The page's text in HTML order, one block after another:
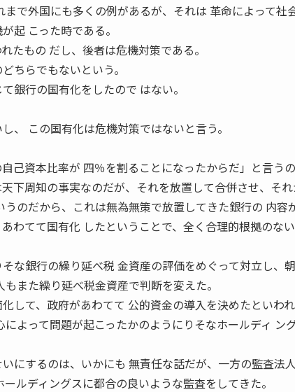
で外国にも多くの例があるが、それは 革命によって社
起 こった時である。
たもの だし、後者は危機対策である。
ちらでもないという。
銀行の国有化をしたので はない。
、 この国有化は危機対策ではないと言う。
己資本比率が 四％を割ることになったからだ」と言うの
下周知の事実なのだが、それを放置して合併させ、そ
のだから、これは無為無策で放置してきた銀行の 内容
わてて国有化 したということで、全く合理的根拠のな
な銀行の繰り延べ税 金資産の評価をめぐって対立し、
また繰り延べ税金資産で判断を変えた。
して、政府があわてて 公的資金の導入を決めたといわ
よって問題が起こったかのようにりそなホールディ ン
にするのは、いかにも 無責任な話だが、一方の監査法
ルディングスに都合の良いような監査をしてきた。